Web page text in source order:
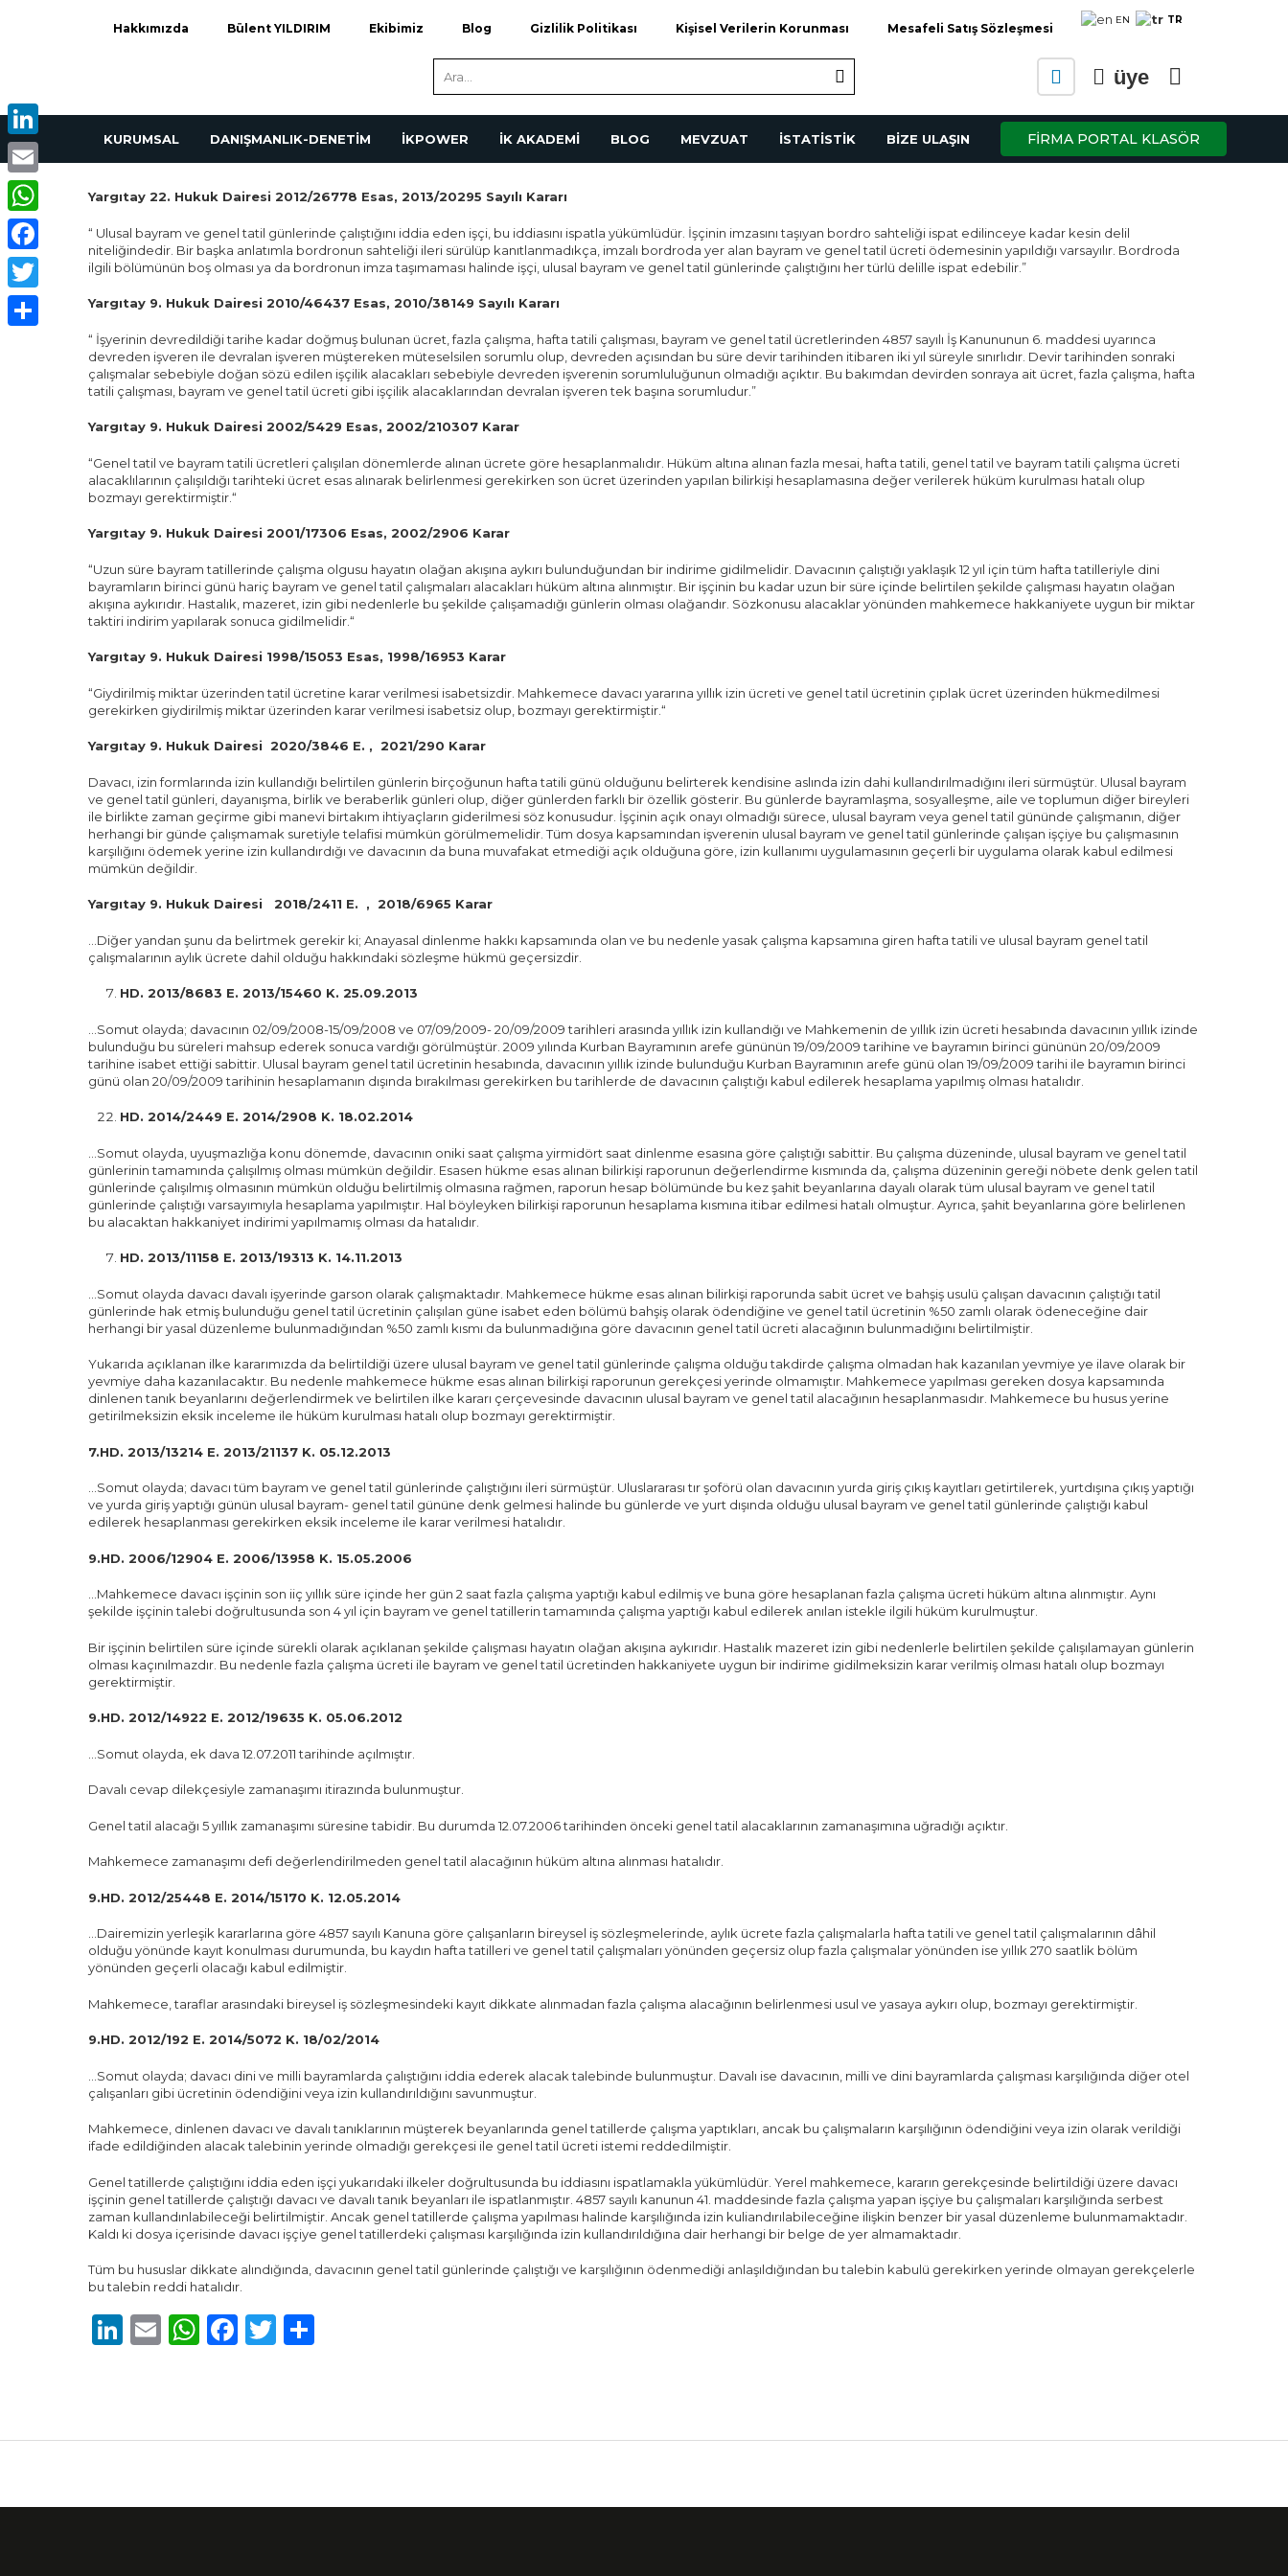
Hakkımızda Bülent YILDIRIM Ekibimiz Blog Gizlilik Politikası Kişisel Verilerin Korunması Mesafeli Satış Sözleşmesi
EN TR
üye
KURUMSAL DANIŞMANLIK-DENETİM İKPOWER İK AKADEMİ BLOG MEVZUAT İSTATİSTİK BİZE ULAŞIN FİRMA PORTAL KLASÖR
Yargıtay 22. Hukuk Dairesi 2012/26778 Esas, 2013/20295 Sayılı Kararı
“ Ulusal bayram ve genel tatil günlerinde çalıştığını iddia eden işçi, bu iddiasını ispatla yükümlüdür. İşçinin imzasını taşıyan bordro sahteliği ispat edilinceye kadar kesin delil
niteliğindedir. Bir başka anlatımla bordronun sahteliği ileri sürülüp kanıtlanmadıkça, imzalı bordroda yer alan bayram ve genel tatil ücreti ödemesinin yapıldığı varsayılır. Bordroda
ilgili bölümünün boş olması ya da bordronun imza taşımaması halinde işçi, ulusal bayram ve genel tatil günlerinde çalıştığını her türlü delille ispat edebilir.”
Yargıtay 9. Hukuk Dairesi 2010/46437 Esas, 2010/38149 Sayılı Kararı
“ İşyerinin devredildiği tarihe kadar doğmuş bulunan ücret, fazla çalışma, hafta tatili çalışması, bayram ve genel tatil ücretlerinden 4857 sayılı İş Kanununun 6. maddesi uyarınca
devreden işveren ile devralan işveren müştereken müteselsilen sorumlu olup, devreden açısından bu süre devir tarihinden itibaren iki yıl süreyle sınırlıdır. Devir tarihinden sonraki
çalışmalar sebebiyle doğan sözü edilen işçilik alacakları sebebiyle devreden işverenin sorumluluğunun olmadığı açıktır. Bu bakımdan devirden sonraya ait ücret, fazla çalışma, hafta
tatili çalışması, bayram ve genel tatil ücreti gibi işçilik alacaklarından devralan işveren tek başına sorumludur.”
Yargıtay 9. Hukuk Dairesi 2002/5429 Esas, 2002/210307 Karar
“Genel tatil ve bayram tatili ücretleri çalışılan dönemlerde alınan ücrete göre hesaplanmalıdır. Hüküm altına alınan fazla mesai, hafta tatili, genel tatil ve bayram tatili çalışma ücreti
alacaklılarının çalışıldığı tarihteki ücret esas alınarak belirlenmesi gerekirken son ücret üzerinden yapılan bilirkişi hesaplamasına değer verilerek hüküm kurulması hatalı olup
bozmayı gerektirmiştir.“
Yargıtay 9. Hukuk Dairesi 2001/17306 Esas, 2002/2906 Karar
“Uzun süre bayram tatillerinde çalışma olgusu hayatın olağan akışına aykırı bulunduğundan bir indirime gidilmelidir. Davacının çalıştığı yaklaşık 12 yıl için tüm hafta tatilleriyle dini
bayramların birinci günü hariç bayram ve genel tatil çalışmaları alacakları hüküm altına alınmıştır. Bir işçinin bu kadar uzun bir süre içinde belirtilen şekilde çalışması hayatın olağan
akışına aykırıdır. Hastalık, mazeret, izin gibi nedenlerle bu şekilde çalışamadığı günlerin olması olağandır. Sözkonusu alacaklar yönünden mahkemece hakkaniyete uygun bir miktar
taktiri indirim yapılarak sonuca gidilmelidir.“
Yargıtay 9. Hukuk Dairesi 1998/15053 Esas, 1998/16953 Karar
“Giydirilmiş miktar üzerinden tatil ücretine karar verilmesi isabetsizdir. Mahkemece davacı yararına yıllık izin ücreti ve genel tatil ücretinin çıplak ücret üzerinden hükmedilmesi
gerekirken giydirilmiş miktar üzerinden karar verilmesi isabetsiz olup, bozmayı gerektirmiştir.“
Yargıtay 9. Hukuk Dairesi 2020/3846 E. , 2021/290 Karar
Davacı, izin formlarında izin kullandığı belirtilen günlerin birçoğunun hafta tatili günü olduğunu belirterek kendisine aslında izin dahi kullandırılmadığını ileri sürmüştür. Ulusal bayram
ve genel tatil günleri, dayanışma, birlik ve beraberlik günleri olup, diğer günlerden farklı bir özellik gösterir. Bu günlerde bayramlaşma, sosyalleşme, aile ve toplumun diğer bireyleri
ile birlikte zaman geçirme gibi manevi birtakım ihtiyaçların giderilmesi söz konusudur. İşçinin açık onayı olmadığı sürece, ulusal bayram veya genel tatil gününde çalışmanın, diğer
herhangi bir günde çalışmamak suretiyle telafisi mümkün görülmemelidir. Tüm dosya kapsamından işverenin ulusal bayram ve genel tatil günlerinde çalışan işçiye bu çalışmasının
karşılığını ödemek yerine izin kullandırdığı ve davacının da buna muvafakat etmediği açık olduğuna göre, izin kullanımı uygulamasının geçerli bir uygulama olarak kabul edilmesi
mümkün değildir.
Yargıtay 9. Hukuk Dairesi 2018/2411 E. , 2018/6965 Karar
…Diğer yandan şunu da belirtmek gerekir ki; Anayasal dinlenme hakkı kapsamında olan ve bu nedenle yasak çalışma kapsamına giren hafta tatili ve ulusal bayram genel tatil
çalışmalarının aylık ücrete dahil olduğu hakkındaki sözleşme hükmü geçersizdir.
HD. 2013/8683 E. 2013/15460 K. 25.09.2013
…Somut olayda; davacının 02/09/2008-15/09/2008 ve 07/09/2009- 20/09/2009 tarihleri arasında yıllık izin kullandığı ve Mahkemenin de yıllık izin ücreti hesabında davacının yıllık izinde
bulunduğu bu süreleri mahsup ederek sonuca vardığı görülmüştür. 2009 yılında Kurban Bayramının arefe gününün 19/09/2009 tarihine ve bayramın birinci gününün 20/09/2009
tarihine isabet ettiği sabittir. Ulusal bayram genel tatil ücretinin hesabında, davacının yıllık izinde bulunduğu Kurban Bayramının arefe günü olan 19/09/2009 tarihi ile bayramın birinci
günü olan 20/09/2009 tarihinin hesaplamanın dışında bırakılması gerekirken bu tarihlerde de davacının çalıştığı kabul edilerek hesaplama yapılmış olması hatalıdır.
HD. 2014/2449 E. 2014/2908 K. 18.02.2014
…Somut olayda, uyuşmazlığa konu dönemde, davacının oniki saat çalışma yirmidört saat dinlenme esasına göre çalıştığı sabittir. Bu çalışma düzeninde, ulusal bayram ve genel tatil
günlerinin tamamında çalışılmış olması mümkün değildir. Esasen hükme esas alınan bilirkişi raporunun değerlendirme kısmında da, çalışma düzeninin gereği nöbete denk gelen tatil
günlerinde çalışılmış olmasının mümkün olduğu belirtilmiş olmasına rağmen, raporun hesap bölümünde bu kez şahit beyanlarına dayalı olarak tüm ulusal bayram ve genel tatil
günlerinde çalıştığı varsayımıyla hesaplama yapılmıştır. Hal böyleyken bilirkişi raporunun hesaplama kısmına itibar edilmesi hatalı olmuştur. Ayrıca, şahit beyanlarına göre belirlenen
bu alacaktan hakkaniyet indirimi yapılmamış olması da hatalıdır.
HD. 2013/11158 E. 2013/19313 K. 14.11.2013
…Somut olayda davacı davalı işyerinde garson olarak çalışmaktadır. Mahkemece hükme esas alınan bilirkişi raporunda sabit ücret ve bahşiş usulü çalışan davacının çalıştığı tatil
günlerinde hak etmiş bulunduğu genel tatil ücretinin çalışılan güne isabet eden bölümü bahşiş olarak ödendiğine ve genel tatil ücretinin %50 zamlı olarak ödeneceğine dair
herhangi bir yasal düzenleme bulunmadığından %50 zamlı kısmı da bulunmadığına göre davacının genel tatil ücreti alacağının bulunmadığını belirtilmiştir.
Yukarıda açıklanan ilke kararımızda da belirtildiği üzere ulusal bayram ve genel tatil günlerinde çalışma olduğu takdirde çalışma olmadan hak kazanılan yevmiye ye ilave olarak bir
yevmiye daha kazanılacaktır. Bu nedenle mahkemece hükme esas alınan bilirkişi raporunun gerekçesi yerinde olmamıştır. Mahkemece yapılması gereken dosya kapsamında
dinlenen tanık beyanlarını değerlendirmek ve belirtilen ilke kararı çerçevesinde davacının ulusal bayram ve genel tatil alacağının hesaplanmasıdır. Mahkemece bu husus yerine
getirilmeksizin eksik inceleme ile hüküm kurulması hatalı olup bozmayı gerektirmiştir.
7.HD. 2013/13214 E. 2013/21137 K. 05.12.2013
…Somut olayda; davacı tüm bayram ve genel tatil günlerinde çalıştığını ileri sürmüştür. Uluslararası tır şoförü olan davacının yurda giriş çıkış kayıtları getirtilerek, yurtdışına çıkış yaptığı
ve yurda giriş yaptığı günün ulusal bayram- genel tatil gününe denk gelmesi halinde bu günlerde ve yurt dışında olduğu ulusal bayram ve genel tatil günlerinde çalıştığı kabul
edilerek hesaplanması gerekirken eksik inceleme ile karar verilmesi hatalıdır.
9.HD. 2006/12904 E. 2006/13958 K. 15.05.2006
…Mahkemece davacı işçinin son iiç yıllık süre içinde her gün 2 saat fazla çalışma yaptığı kabul edilmiş ve buna göre hesaplanan fazla çalışma ücreti hüküm altına alınmıştır. Aynı
şekilde işçinin talebi doğrultusunda son 4 yıl için bayram ve genel tatillerin tamamında çalışma yaptığı kabul edilerek anılan istekle ilgili hüküm kurulmuştur.
Bir işçinin belirtilen süre içinde sürekli olarak açıklanan şekilde çalışması hayatın olağan akışına aykırıdır. Hastalık mazeret izin gibi nedenlerle belirtilen şekilde çalışılamayan günlerin
olması kaçınılmazdır. Bu nedenle fazla çalışma ücreti ile bayram ve genel tatil ücretinden hakkaniyete uygun bir indirime gidilmeksizin karar verilmiş olması hatalı olup bozmayı
gerektirmiştir.
9.HD. 2012/14922 E. 2012/19635 K. 05.06.2012
…Somut olayda, ek dava 12.07.2011 tarihinde açılmıştır.
Davalı cevap dilekçesiyle zamanaşımı itirazında bulunmuştur.
Genel tatil alacağı 5 yıllık zamanaşımı süresine tabidir. Bu durumda 12.07.2006 tarihinden önceki genel tatil alacaklarının zamanaşımına uğradığı açıktır.
Mahkemece zamanaşımı defi değerlendirilmeden genel tatil alacağının hüküm altına alınması hatalıdır.
9.HD. 2012/25448 E. 2014/15170 K. 12.05.2014
…Dairemizin yerleşik kararlarına göre 4857 sayılı Kanuna göre çalışanların bireysel iş sözleşmelerinde, aylık ücrete fazla çalışmalarla hafta tatili ve genel tatil çalışmalarının dâhil
olduğu yönünde kayıt konulması durumunda, bu kaydın hafta tatilleri ve genel tatil çalışmaları yönünden geçersiz olup fazla çalışmalar yönünden ise yıllık 270 saatlik bölüm
yönünden geçerli olacağı kabul edilmiştir.
Mahkemece, taraflar arasındaki bireysel iş sözleşmesindeki kayıt dikkate alınmadan fazla çalışma alacağının belirlenmesi usul ve yasaya aykırı olup, bozmayı gerektirmiştir.
9.HD. 2012/192 E. 2014/5072 K. 18/02/2014
…Somut olayda; davacı dini ve milli bayramlarda çalıştığını iddia ederek alacak talebinde bulunmuştur. Davalı ise davacının, milli ve dini bayramlarda çalışması karşılığında diğer otel
çalışanları gibi ücretinin ödendiğini veya izin kullandırıldığını savunmuştur.
Mahkemece, dinlenen davacı ve davalı tanıklarının müşterek beyanlarında genel tatillerde çalışma yaptıkları, ancak bu çalışmaların karşılığının ödendiğini veya izin olarak verildiği
ifade edildiğinden alacak talebinin yerinde olmadığı gerekçesi ile genel tatil ücreti istemi reddedilmiştir.
Genel tatillerde çalıştığını iddia eden işçi yukarıdaki ilkeler doğrultusunda bu iddiasını ispatlamakla yükümlüdür. Yerel mahkemece, kararın gerekçesinde belirtildiği üzere davacı
işçinin genel tatillerde çalıştığı davacı ve davalı tanık beyanları ile ispatlanmıştır. 4857 sayılı kanunun 41. maddesinde fazla çalışma yapan işçiye bu çalışmaları karşılığında serbest
zaman kullandınlabileceği belirtilmiştir. Ancak genel tatillerde çalışma yapılması halinde karşılığında izin kuliandırılabileceğine ilişkin benzer bir yasal düzenleme bulunmamaktadır.
Kaldı ki dosya içerisinde davacı işçiye genel tatillerdeki çalışması karşılığında izin kullandırıldığına dair herhangi bir belge de yer almamaktadır.
Tüm bu hususlar dikkate alındığında, davacının genel tatil günlerinde çalıştığı ve karşılığının ödenmediği anlaşıldığından bu talebin kabulü gerekirken yerinde olmayan gerekçelerle
bu talebin reddi hatalıdır.
LinkedIn
EmailWhatsApp
Facebook
Twitter
LinkedIn
Email
WhatsApp
Facebook
Twitter